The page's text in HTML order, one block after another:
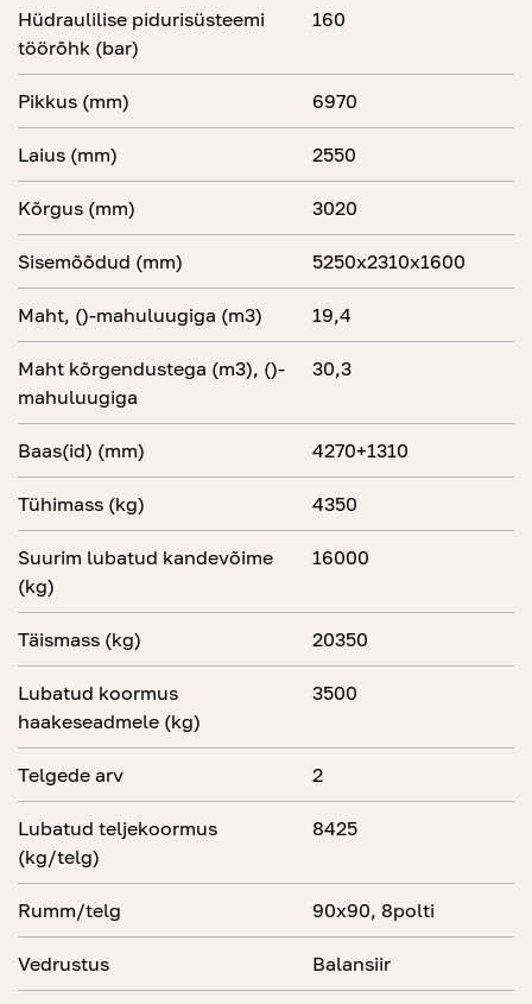
Hüdraulilise pidurisüsteemi
töörõhk (bar)
160
Pikkus (mm) 6970
Laius (mm) 2550
Kõrgus (mm) 3020
Sisemõõdud (mm) 5250x2310x1600
Maht, ()-mahuluugiga (m3) 19,4
Maht kõrgendustega (m3), ()-
mahuluugiga
30,3
Baas(id) (mm) 4270+1310
Tühimass (kg) 4350
Suurim lubatud kandevõime
(kg)
16000
Täismass (kg) 20350
Lubatud koormus
haakeseadmele (kg)
3500
Telgede arv 2
Lubatud teljekoormus
(kg/telg)
8425
Rumm/telg 90x90, 8polti
Vedrustus Balansiir